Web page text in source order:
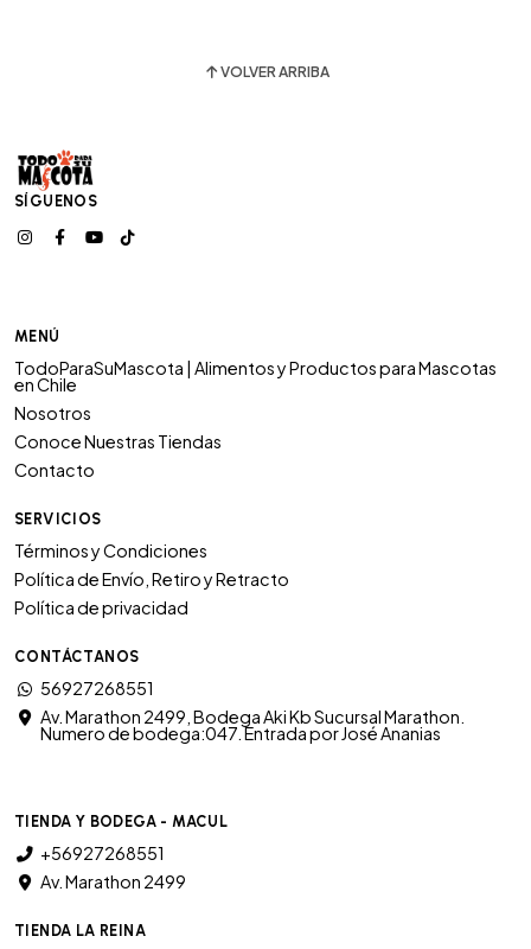
VOLVER ARRIBA
SÍGUENOS
MENÚ
TodoParaSuMascota | Alimentos y Productos para Mascotas
en Chile
Nosotros
Conoce Nuestras Tiendas
Contacto
SERVICIOS
Términos y Condiciones
Política de Envío, Retiro y Retracto
Política de privacidad
CONTÁCTANOS
56927268551
Av. Marathon 2499, Bodega Aki Kb Sucursal Marathon.
Numero de bodega:047. Entrada por José Ananias
TIENDA Y BODEGA - MACUL
+56927268551
Av. Marathon 2499
TIENDA LA REINA